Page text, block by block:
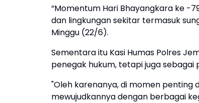
“Momentum Hari Bhayangkara ke -
dan lingkungan sekitar termasuk
Minggu (22/6).
Sementara itu Kasi Humas Polres
penegak hukum, tetapi juga
"Oleh karenanya, di momen penting
mewujudkannya dengan berbagai